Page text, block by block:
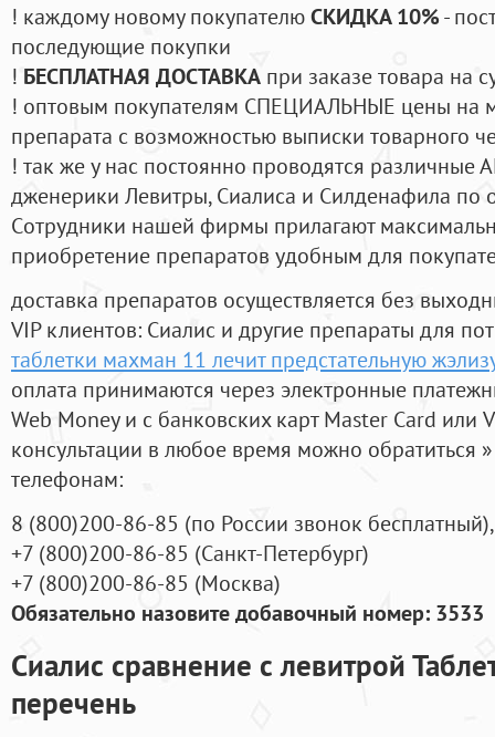
! каждому новому покупателюСКИДКА 10%-
последующие покупки
! БЕСПЛАТНАЯ ДОСТАВКА при заказе товара на
! оптовым покупателям СПЕЦИАЛЬНЫЕ цены на
препарата с возможностью выписки товарного
! так же у нас постоянно проводятся
дженерики Левитры, Сиалиса и Силденафила по
Cотрудники нашей фирмы прилагают
приобретение препаратов удобным для
доставка препаратов осуществляется без
VIP клиентов: Сиалис и другие препараты для
таблетки махман 11 лечит предстательную
оплата принимаются через электронные
Web Money и с банковских карт Master Card или
консультации в любое время можно обратиться
телефонам:
8 (800)200-86-85 (по России звонок бесплатный),
+7 (800)200-86-85 (Санкт-Петербург)
+7 (800)200-86-85 (Москва)
Обязательно назовите добавочный номер: 3533
Сиалис сравнение с левитрой
перечень